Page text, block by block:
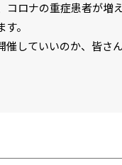
コロナの重症患者が増
。
催していいのか、皆さ